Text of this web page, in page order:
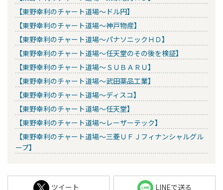
【東野幸利のチャート道場～ドル円】
【東野幸利のチャート道場～神戸物産】
【東野幸利のチャート道場～パナソニックＨＤ】
【東野幸利のチャート道場～任天堂のその後を検証】
【東野幸利のチャート道場～ＳＵＢＡＲＵ】
【東野幸利のチャート道場～武田薬品工業】
【東野幸利のチャート道場～ディスコ】
【東野幸利のチャート道場～任天堂】
【東野幸利のチャート道場～レーザーテック】
【東野幸利のチャート道場～三菱ＵＦＪフィナンシャルグル
ープ】
ツイート LINEで送る